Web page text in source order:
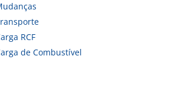
RCF
de Combustível